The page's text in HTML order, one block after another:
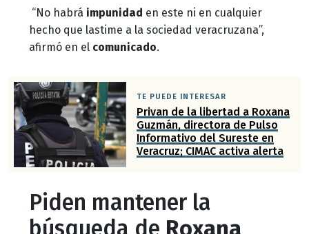
“No habrá impunidad en este ni en cualquier
hecho que lastime a la sociedad veracruzana”,
afirmó en el comunicado.
TE PUEDE INTERESAR
Privan de la libertad a Roxana
Guzmán, directora de Pulso
Informativo del Sureste en
Veracruz; CIMAC activa alerta
Piden mantener la
búsqueda de Roxana